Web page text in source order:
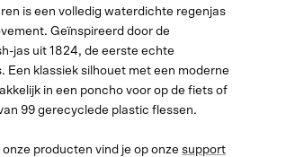
is een volledig waterdichte regenjas
Geïnspireerd door de
jas uit 1824, de eerste echte
Een klassiek silhouet met een moderne
in een poncho voor op de fiets of
99 gerecyclede plastic flessen.
producten vind je op onzesupport